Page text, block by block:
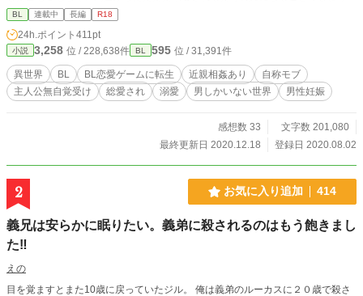
(今の所それしか予定なし) ご都合溺愛苦労なしチート人生系が読みたい、好きと
いう方以外は面白みないと思われます! ストーリーに意味を求める方もUターン
をオススメしますm(_ _)m 勢いのまま書くので、文章や言い回し可笑しくても脳
内変換したりスルーしてやってください(重要) どうしてもそういうの気になる方
は回れ右推奨。 誤字や文章おかしいなって読み返して気がついたらその都度訂
正してます。 完全なる自分の趣味(内容や設定が)と息抜きのみの為の勢いでの作
品。 基本の流れも作風も軽ーい感じの設定も軽ーい感じの、主人公無自覚総愛
載しています。 10/23より番外編も別で掲載始めました( ᵕᴗᵕ ) こちらには初めて
らに。 地雷ありましたらバックお願い致します。 BL恋愛ゲームに転生 近親相姦
自称モブ 主人公無自覚受け 主人公総愛され 溺愛 男しかいない世界 男性妊娠 シ
ョタ受け (幼少期は本場なし) それ以外はあるかも ご都合チート ただイチャイチ
ャ ハピエン 兄弟固定カプ 作中に出てくるセリフ解説 ✱学園編 5話 カディラリオ
うろっと覚えとけば〜 訳:何となくで覚えとけば (うろ覚えなどのうろの事で造
語です。)
BL 連載中 長編 R18
24h.ポイント 411pt
小説 3,258 位 / 228,638件 BL 595 位 / 31,391件
異世界 BL BL恋愛ゲームに転生 近親相姦あり
自称モブ
主人公無自覚受け
総愛され 溺愛 男しかいない世界 男性妊娠
感想数 33
文字数 201,080
最終更新日 2020.12.18
登録日 2020.08.02
2 お気に入り追加 414
義兄は安らかに眠りたい。義弟に殺されるのはもう飽きまし
た‼︎
えの
目を覚ますとまた10歳に戻っていたジル。 俺は義弟のルーカスに２０歳で殺さ